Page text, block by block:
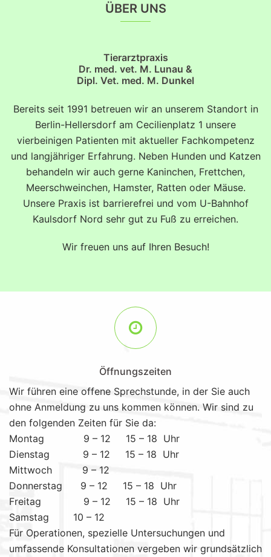
ÜBER UNS
Tierarztpraxis
Dr. med. vet. M. Lunau &
Dipl. Vet. med. M. Dunkel
Bereits seit 1991 betreuen wir an unserem Standort in
Berlin-Hellersdorf am Cecilienplatz 1 unsere
vierbeinigen Patienten mit aktueller Fachkompetenz
und langjähriger Erfahrung. Neben Hunden und Katzen
behandeln wir auch gerne Kaninchen, Frettchen,
Meerschweinchen, Hamster, Ratten oder Mäuse.
Unsere Praxis ist barrierefrei und vom U-Bahnhof
Kaulsdorf Nord sehr gut zu Fuß zu erreichen.
Wir freuen uns auf Ihren Besuch!
Öffnungszeiten
Wir führen eine offene Sprechstunde, in der Sie auch
ohne Anmeldung zu uns kommen können. Wir sind zu
den folgenden Zeiten für Sie da:
Montag 9 – 12 15 – 18 Uhr
Dienstag 9 – 12 15 – 18 Uhr
Mittwoch 9 – 12
Donnerstag 9 – 12 15 – 18 Uhr
Freitag 9 – 12 15 – 18 Uhr
Samstag 10 – 12
Für Operationen, spezielle Untersuchungen und
umfassende Konsultationen vergeben wir grundsätzlich